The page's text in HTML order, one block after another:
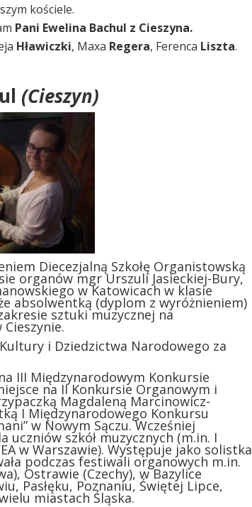
kościele.
Pani Ewelina Bachul z Cieszyna.
Hławiczki, Maxa Regera, Ferenca Liszta.
(Cieszyn)
Diecezjalną Szkołę Organistowską
organów mgr Urszuli Jasieckiej-Bury,
w Katowicach w klasie
absolwentką (dyplom z wyróżnieniem)
sztuki muzycznej na
i Dziedzictwa Narodowego za
III Międzynarodowym Konkursie
na II Konkursie Organowym i
Magdaleną Marcinowicz-
I Międzynarodowego Konkursu
w Nowym Sączu. Wcześniej
uczniów szkół muzycznych (m.in. I
w Warszawie). Występuje jako solistka
podczas festiwali organowych m.in.
Ostrawie (Czechy), w Bazylice
Pasłęku, Poznaniu, Świętej Lipce,
miastach Śląska.